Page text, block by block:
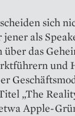
sich
als
das
und
„The
Apple-